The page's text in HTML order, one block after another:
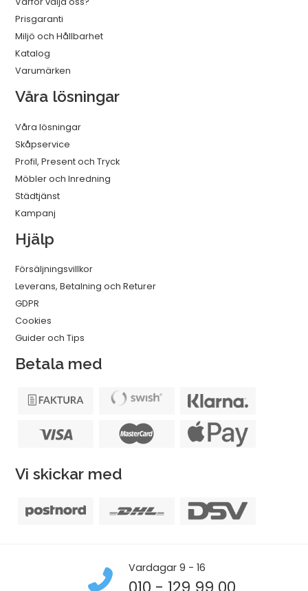
Prisgaranti
Miljö och Hållbarhet
Katalog
Varumärken
Våra lösningar
Våra lösningar
Skåpservice
Profil, Present och Tryck
Möbler och Inredning
Städtjänst
Kampanj
Hjälp
Försäljningsvillkor
Leverans, Betalning och Returer
GDPR
Cookies
Guider och Tips
Betala med
Vi skickar med
Vardagar 9 - 16